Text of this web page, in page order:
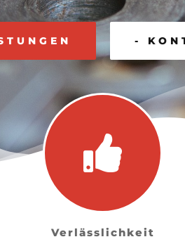
-
Verlässlichkeit